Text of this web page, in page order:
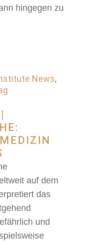
hingegen zu
News,
auf dem
das
und